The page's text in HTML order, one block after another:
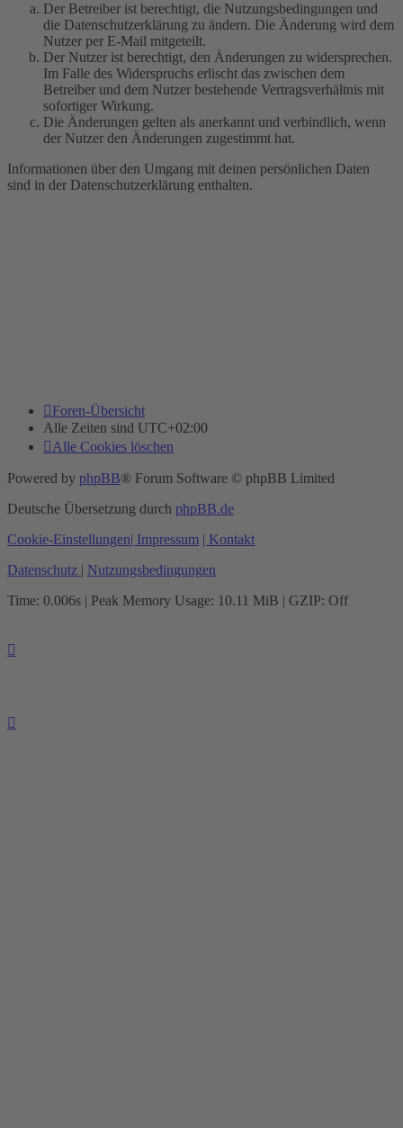
Der Betreiber ist berechtigt, die Nutzungsbedingungen und
die Datenschutzerklärung zu ändern. Die Änderung wird dem
Nutzer per E-Mail mitgeteilt.
Der Nutzer ist berechtigt, den Änderungen zu widersprechen.
Im Falle des Widerspruchs erlischt das zwischen dem
Betreiber und dem Nutzer bestehende Vertragsverhältnis mit
sofortiger Wirkung.
Die Änderungen gelten als anerkannt und verbindlich, wenn
der Nutzer den Änderungen zugestimmt hat.
Informationen über den Umgang mit deinen persönlichen Daten
sind in der Datenschutzerklärung enthalten.
Foren-Übersicht
Alle Zeiten sind UTC+02:00
Alle Cookies löschen
Powered by phpBB® Forum Software © phpBB Limited
Deutsche Übersetzung durch phpBB.de
Cookie-Einstellungen| Impressum | Kontakt
Datenschutz | Nutzungsbedingungen
Time: 0.006s | Peak Memory Usage: 10.11 MiB | GZIP: Off